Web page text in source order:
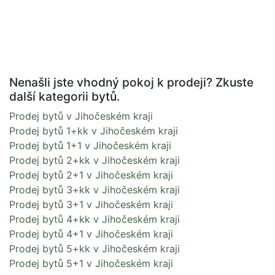
Nenašli jste vhodný pokoj k prodeji? Zkuste
další kategorii bytů.
Prodej bytů v Jihočeském kraji
Prodej bytů 1+kk v Jihočeském kraji
Prodej bytů 1+1 v Jihočeském kraji
Prodej bytů 2+kk v Jihočeském kraji
Prodej bytů 2+1 v Jihočeském kraji
Prodej bytů 3+kk v Jihočeském kraji
Prodej bytů 3+1 v Jihočeském kraji
Prodej bytů 4+kk v Jihočeském kraji
Prodej bytů 4+1 v Jihočeském kraji
Prodej bytů 5+kk v Jihočeském kraji
Prodej bytů 5+1 v Jihočeském kraji